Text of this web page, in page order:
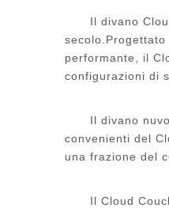
Il divano
performante, il
configurazioni di
Il divano
convenienti del
una frazione del
Il Cloud